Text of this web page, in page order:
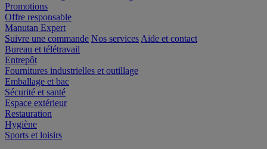
Promotions
Offre responsable
Manutan Expert
Suivre une commande Nos services Aide et contact
Bureau et télétravail
Entrepôt
Fournitures industrielles et outillage
Emballage et bac
Sécurité et santé
Espace extérieur
Restauration
Hygiène
Sports et loisirs